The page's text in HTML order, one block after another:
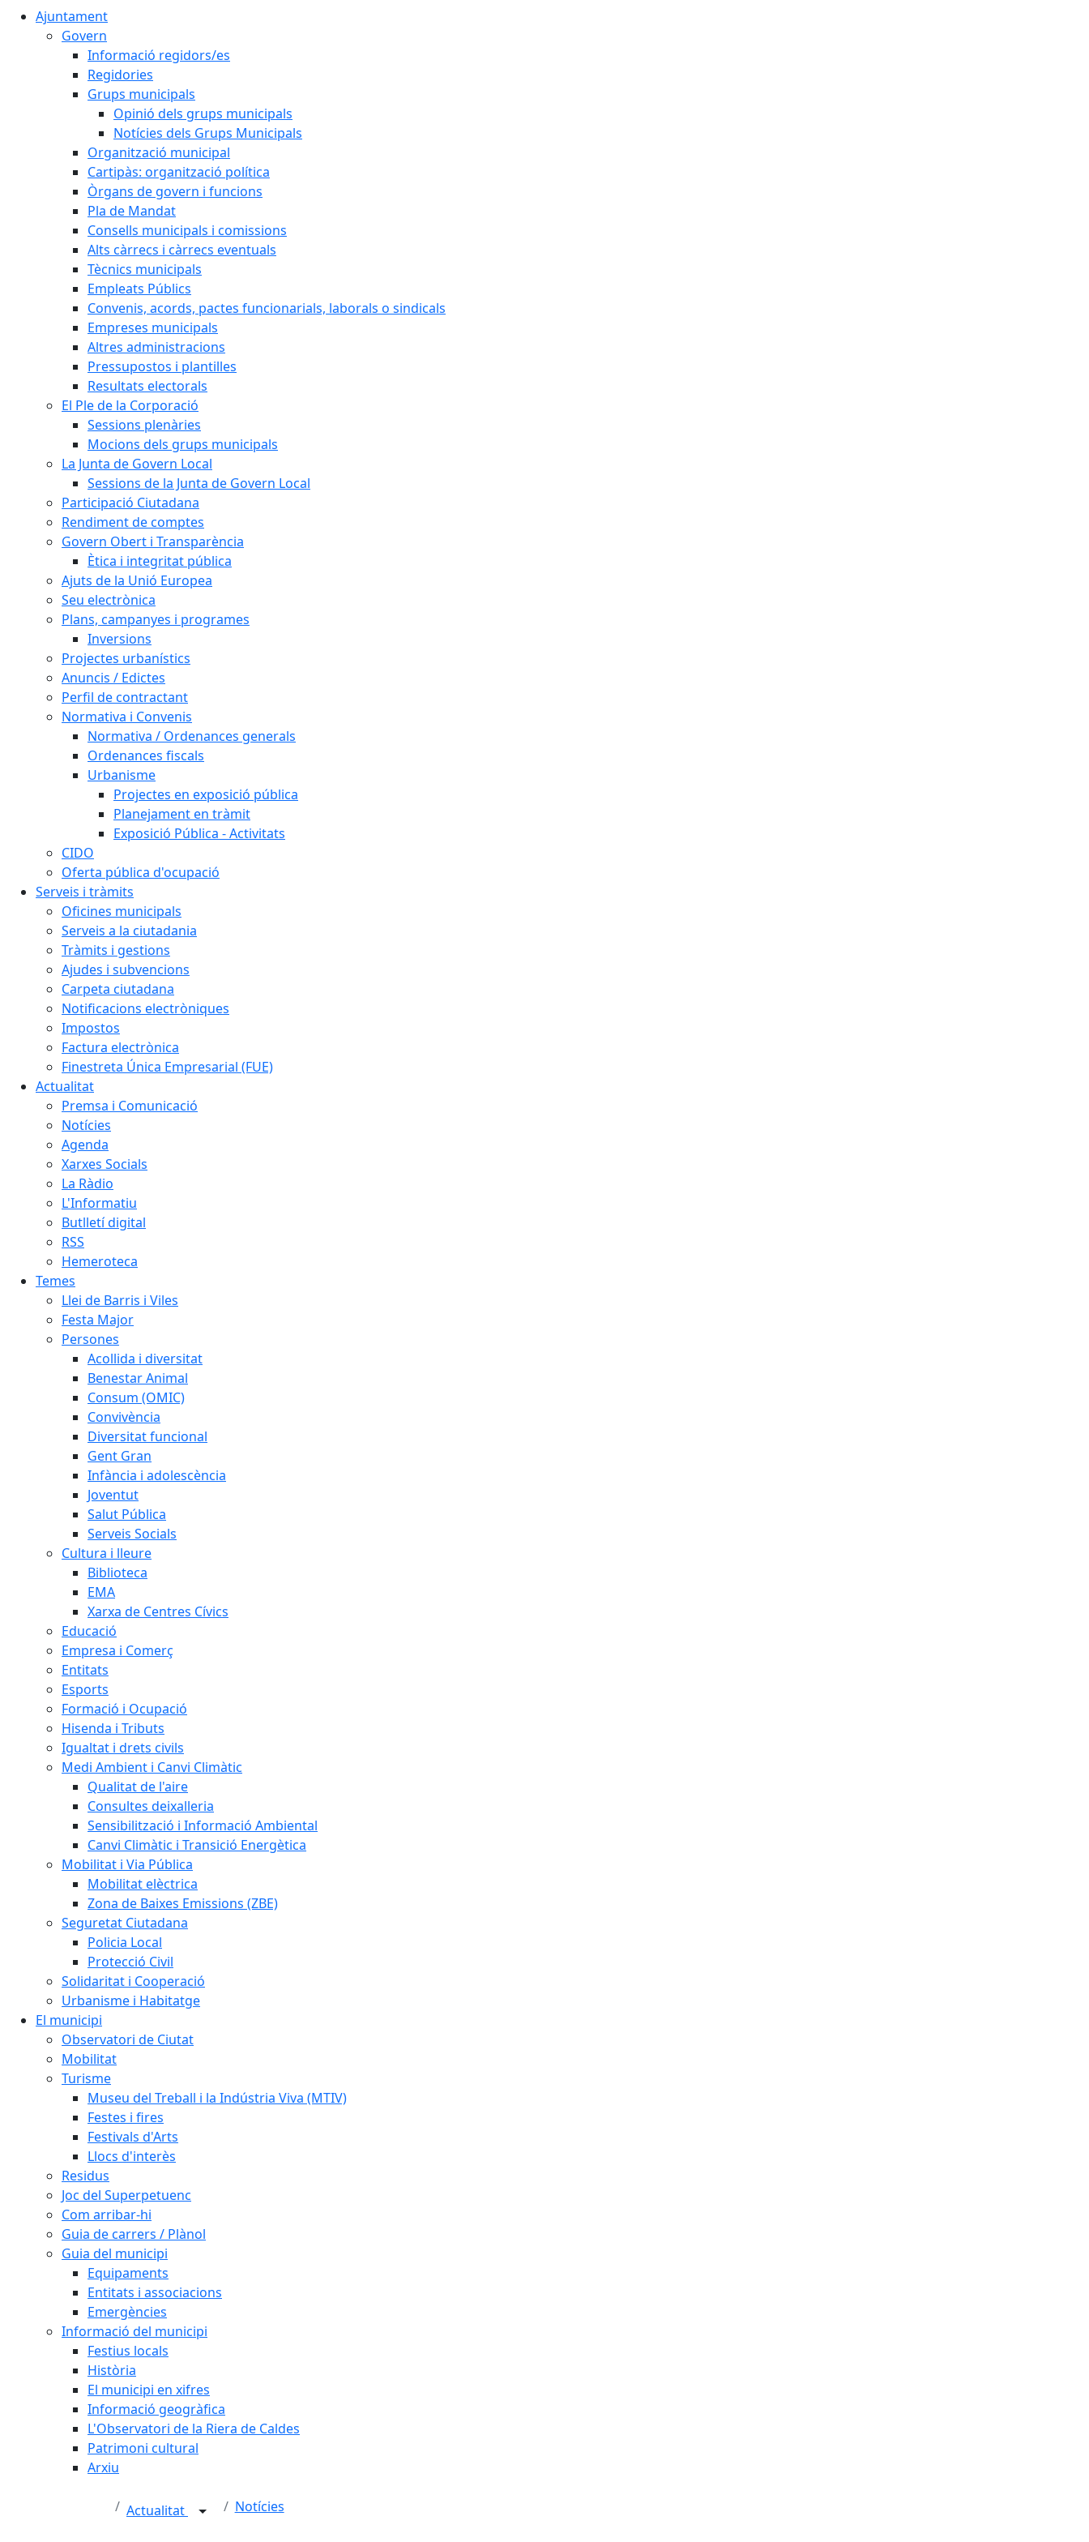
Ajuntament
Govern
Informació regidors/es
Regidories
Grups municipals
Opinió dels grups municipals
Notícies dels Grups Municipals
Organització municipal
Cartipàs: organització política
Òrgans de govern i funcions
Pla de Mandat
Consells municipals i comissions
Alts càrrecs i càrrecs eventuals
Tècnics municipals
Empleats Públics
Convenis, acords, pactes funcionarials, laborals o sindicals
Empreses municipals
Altres administracions
Pressupostos i plantilles
Resultats electorals
El Ple de la Corporació
Sessions plenàries
Mocions dels grups municipals
La Junta de Govern Local
Sessions de la Junta de Govern Local
Participació Ciutadana
Rendiment de comptes
Govern Obert i Transparència
Ètica i integritat pública
Ajuts de la Unió Europea
Seu electrònica
Plans, campanyes i programes
Inversions
Projectes urbanístics
Anuncis / Edictes
Perfil de contractant
Normativa i Convenis
Normativa / Ordenances generals
Ordenances fiscals
Urbanisme
Projectes en exposició pública
Planejament en tràmit
Exposició Pública - Activitats
CIDO
Oferta pública d'ocupació
Serveis i tràmits
Oficines municipals
Serveis a la ciutadania
Tràmits i gestions
Ajudes i subvencions
Carpeta ciutadana
Notificacions electròniques
Impostos
Factura electrònica
Finestreta Única Empresarial (FUE)
Actualitat
Premsa i Comunicació
Notícies
Agenda
Xarxes Socials
La Ràdio
L'Informatiu
Butlletí digital
RSS
Hemeroteca
Temes
Llei de Barris i Viles
Festa Major
Persones
Acollida i diversitat
Benestar Animal
Consum (OMIC)
Convivència
Diversitat funcional
Gent Gran
Infància i adolescència
Joventut
Salut Pública
Serveis Socials
Cultura i lleure
Biblioteca
EMA
Xarxa de Centres Cívics
Educació
Empresa i Comerç
Entitats
Esports
Formació i Ocupació
Hisenda i Tributs
Igualtat i drets civils
Medi Ambient i Canvi Climàtic
Qualitat de l'aire
Consultes deixalleria
Sensibilització i Informació Ambiental
Canvi Climàtic i Transició Energètica
Mobilitat i Via Pública
Mobilitat elèctrica
Zona de Baixes Emissions (ZBE)
Seguretat Ciutadana
Policia Local
Protecció Civil
Solidaritat i Cooperació
Urbanisme i Habitatge
El municipi
Observatori de Ciutat
Mobilitat
Turisme
Museu del Treball i la Indústria Viva (MTIV)
Festes i fires
Festivals d'Arts
Llocs d'interès
Residus
Joc del Superpetuenc
Com arribar-hi
Guia de carrers / Plànol
Guia del municipi
Equipaments
Entitats i associacions
Emergències
Informació del municipi
Festius locals
Història
El municipi en xifres
Informació geogràfica
L'Observatori de la Riera de Caldes
Patrimoni cultural
Arxiu
Actualitat Notícies